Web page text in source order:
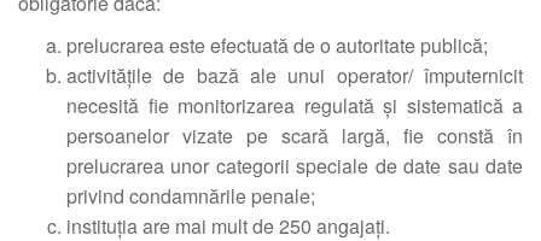
prelucrarea este efectuată de o autoritate publică;
activitățile de bază ale unui operator/ împuternicit
necesită fie monitorizarea regulată și sistematică a
persoanelor vizate pe scară largă, fie constă în
prelucrarea unor categorii speciale de date sau date
privind condamnările penale;
instituția are mai mult de 250 angajați.